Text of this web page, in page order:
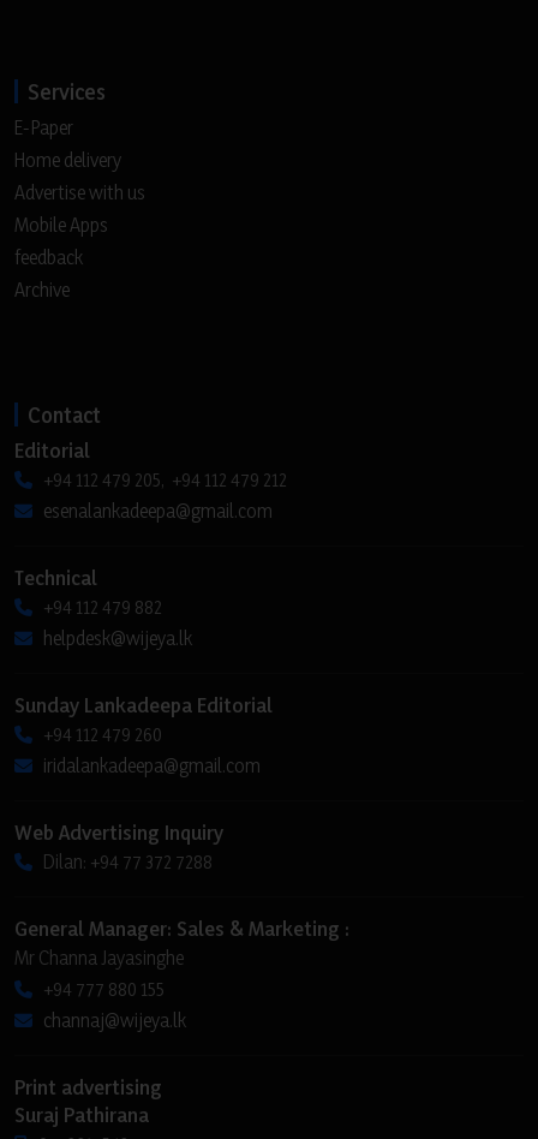
Services
E-Paper
Home delivery
Advertise with us
Mobile Apps
feedback
Archive
Contact
Editorial
+94 112 479 205, +94 112 479 212
esenalankadeepa@gmail.com
Technical
+94 112 479 882
helpdesk@wijeya.lk
Sunday Lankadeepa Editorial
+94 112 479 260
iridalankadeepa@gmail.com
Web Advertising Inquiry
Dilan: +94 77 372 7288
General Manager: Sales & Marketing :
Mr Channa Jayasinghe
+94 777 880 155
channaj@wijeya.lk
Print advertising
Suraj Pathirana